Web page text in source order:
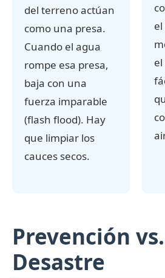
del terreno actúan
como una presa.
Cuando el agua
rompe esa presa,
baja con una
fuerza imparable
(flash flood). Hay
que limpiar los
cauces secos.
Prevención vs.
Desastre